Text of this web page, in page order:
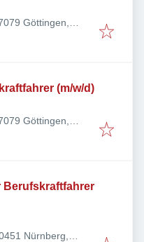
Göttingen,
(m/w/d)
Göttingen,
Berufskraftfahrer
Nürnberg,